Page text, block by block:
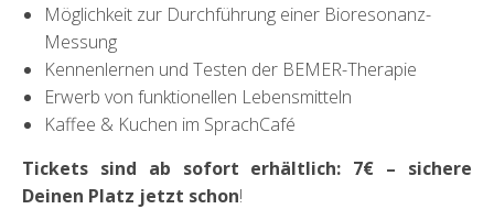
Möglichkeit zur Durchführung einer Bioresonanz-
Messung
Kennenlernen und Testen der BEMER-Therapie
Erwerb von funktionellen Lebensmitteln
Kaffee & Kuchen im SprachCafé
Tickets sind ab sofort erhältlich: 7€ – sichere
Deinen Platz jetzt schon!